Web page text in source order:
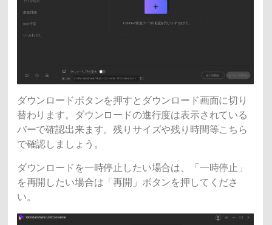
ダウンロードボタンを押すとダウンロード画面に切り
替わります。ダウンロードの進行度は表示されている
バーで確認出来ます。残りサイズや残り時間等こちら
で確認しましょう。
ダウンロードを一時停止したい場合は、「一時停止」
を再開したい場合は「再開」ボタンを押してくださ
い。